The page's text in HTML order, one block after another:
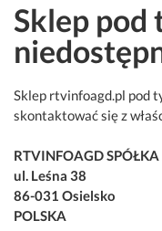
Sklep pod
Sklep rtvinfoagd.pl pod
skontaktować się z
RTVINFOAGD
ul. Leśna 38
86-031 Osielsko
POLSKA